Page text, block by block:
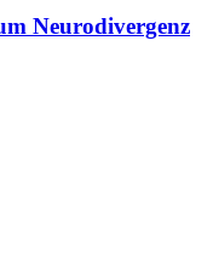
Neurodivergenz